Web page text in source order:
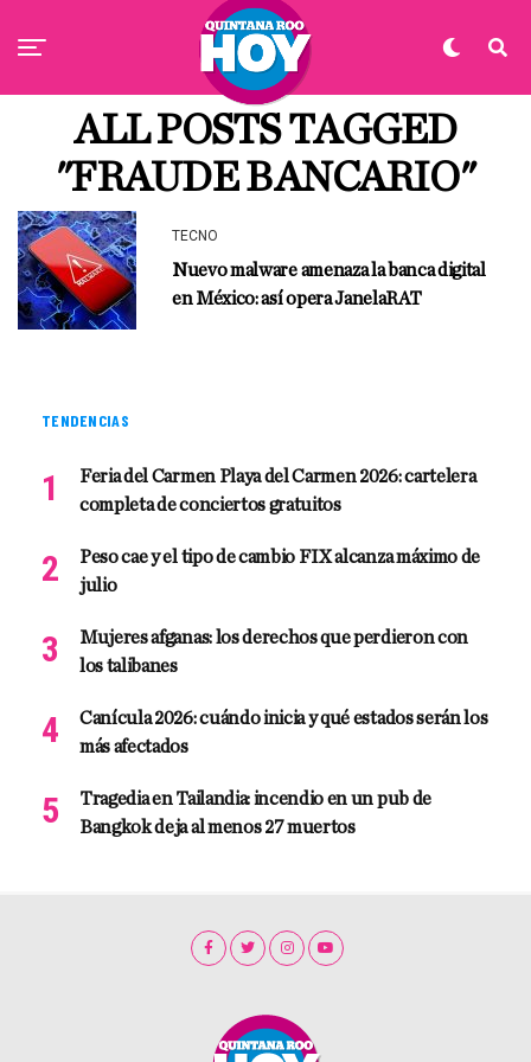
ALL POSTS TAGGED
"FRAUDE BANCARIO"
TECNO
Nuevo malware amenaza la banca digital
en México: así opera JanelaRAT
TENDENCIAS
Feria del Carmen Playa del Carmen 2026: cartelera
completa de conciertos gratuitos
Peso cae y el tipo de cambio FIX alcanza máximo de
julio
Mujeres afganas: los derechos que perdieron con
los talibanes
Canícula 2026: cuándo inicia y qué estados serán los
más afectados
Tragedia en Tailandia: incendio en un pub de
Bangkok deja al menos 27 muertos